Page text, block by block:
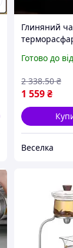
Глиняний
на двох 200
Готово до
1 559₴
2 338.50 ₴
Веселка